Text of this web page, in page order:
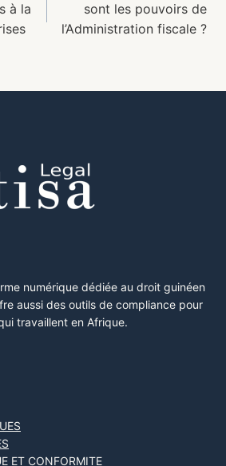
à la
sont les pouvoirs de
l’Administration fiscale ?
numérique dédiée au droit guinéen
aussi des outils de compliance pour
travaillent en Afrique.
ET CONFORMITE